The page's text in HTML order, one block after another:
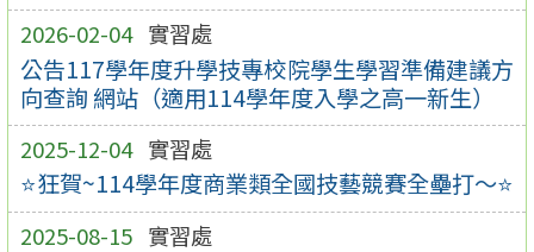
2026-02-04 實習處
公告117學年度升學技專校院學生學習準備建議方
向查詢 網站（適用114學年度入學之高一新生）
2025-12-04 實習處
⭐狂賀~114學年度商業類全國技藝競賽全壘打～⭐
2025-08-15 實習處